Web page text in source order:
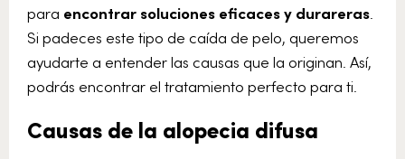
para encontrar soluciones eficaces y durareras
Si padeces este tipo de caída de pelo, queremos
ayudarte a entender las causas que la originan. Así,
podrás encontrar el tratamiento perfecto para ti.
Causas de la alopecia difusa